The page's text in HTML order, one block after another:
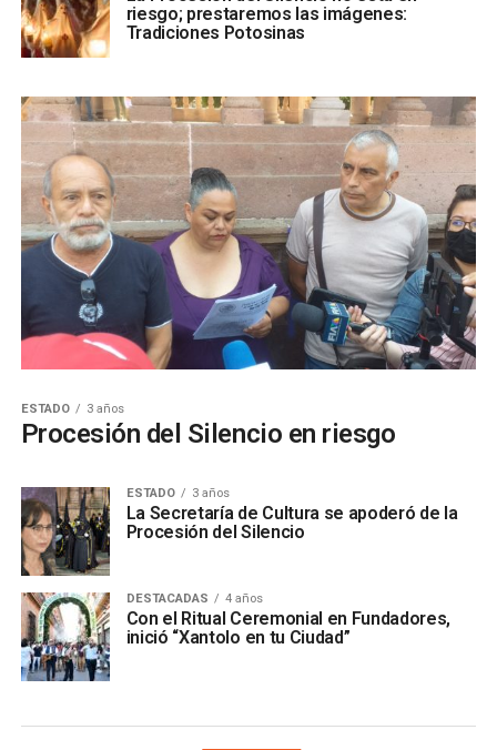
riesgo; prestaremos las imágenes:
Tradiciones Potosinas
ESTADO 3 años
Procesión del Silencio en riesgo
ESTADO 3 años
La Secretaría de Cultura se apoderó de la
Procesión del Silencio
DESTACADAS 4 años
Con el Ritual Ceremonial en Fundadores,
inició “Xantolo en tu Ciudad”